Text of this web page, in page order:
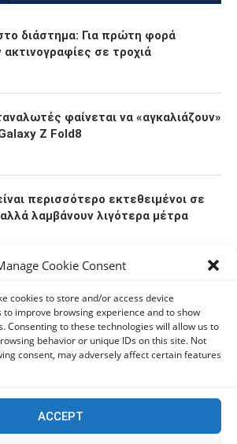
Cookie Consent
cookies to store and/or access device
to improve browsing experience and to show
Consenting to these technologies will allow us to
behavior or unique IDs on this site. Not
consent, may adversely affect certain features
ACCEPT
διάστημα: Για πρώτη φορά
σε τροχιά
φαίνεται να «αγκαλιάζουν»
Z Fold8
περισσότερο εκτεθειμένοι σε
λαμβάνουν λιγότερα μέτρα
εξέλιξη η ενοποίηση τεσσάρων
(εικόνες)
για τις επικίνδυνες